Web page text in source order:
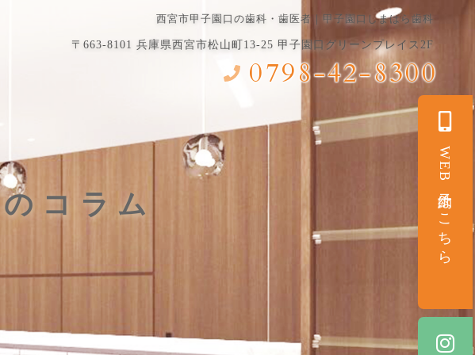
西宮市甲子園口の歯科・歯医者｜甲子園口しまはら歯科
〒663-8101 兵庫県⻄宮市松山町13-25 甲子園口グリーンプレイス2F
0798-42-8300
WEB予約はこちら
コラム